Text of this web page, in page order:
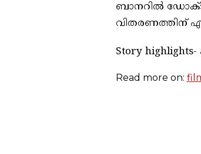
ബാനറില്‍
വിതരണത്തിന്
Story
Read more on: